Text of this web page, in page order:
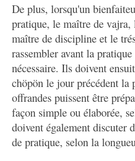
De plus, lorsqu'un
pratique, le maître de
maître de discipline et le
rassembler avant la
nécessaire. Ils doivent
chöpön le jour précédent la
offrandes puissent être
façon simple ou élaborée,
doivent également discuter
de pratique, selon la